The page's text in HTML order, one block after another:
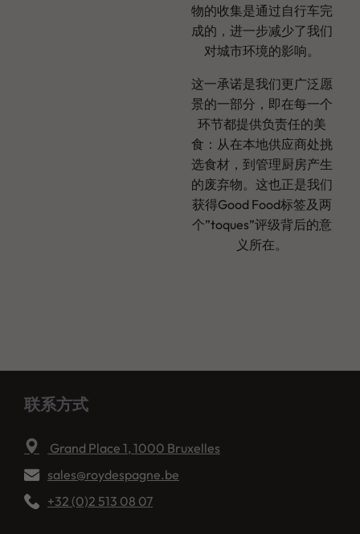
物的收集是通过自行车完
成的，进一步减少了我们
对城市环境的影响。
这一承诺是我们更广泛愿
景的一部分，即在每一个
环节都提供负责任的美
食：从在本地供应商处挑
选食材，到管理厨房产生
的废弃物。这也正是我们
获得Good Food标签及两
个”toques”评级背后的意
义所在。
联系方式
Grand Place 1, 1000 Bruxelles
sales@roydespagne.be
+32 (0)2 513 08 07